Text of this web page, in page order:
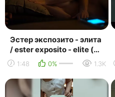
Эстер экспозито - элита
/ ester exposito - elite (
2018 - 2019 )
1:48 0% 1.3K